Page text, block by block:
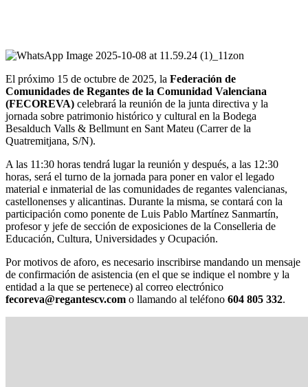
El próximo 15 de octubre de 2025, la Federación de
Comunidades de Regantes de la Comunidad Valenciana
(FECOREVA) celebrará la reunión de la junta directiva y la
jornada sobre patrimonio histórico y cultural en la Bodega
Besalduch Valls & Bellmunt en Sant Mateu (Carrer de la
Quatremitjana, S/N).
A las 11:30 horas tendrá lugar la reunión y después, a las 12:30
horas, será el turno de la jornada para poner en valor el legado
material e inmaterial de las comunidades de regantes valencianas,
castellonenses y alicantinas. Durante la misma, se contará con la
participación como ponente de Luis Pablo Martínez Sanmartín,
profesor y jefe de sección de exposiciones de la Conselleria de
Educación, Cultura, Universidades y Ocupación.
Por motivos de aforo, es necesario inscribirse mandando un mensaje
de confirmación de asistencia (en el que se indique el nombre y la
entidad a la que se pertenece) al correo electrónico
fecoreva@regantescv.com o llamando al teléfono 604 805 332.